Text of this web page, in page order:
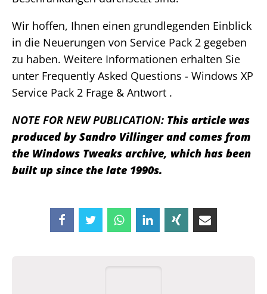
Wir hoffen, Ihnen einen grundlegenden Einblick
in die Neuerungen von Service Pack 2 gegeben
zu haben. Weitere Informationen erhalten Sie
unter Frequently Asked Questions - Windows XP
Service Pack 2 Frage & Antwort .
NOTE FOR NEW PUBLICATION: This article was
produced by Sandro Villinger and comes from
the Windows Tweaks archive, which has been
built up since the late 1990s.